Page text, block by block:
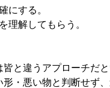
にする。
理解してもらう。
違うアプローチだと
悪い物と判断せず、